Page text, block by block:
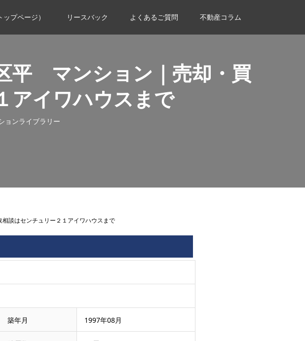
プページ） リースバック よくあるご質問 不動産コラム
平 マンション｜売却・買
アイワハウスまで
ョンライブラリー
談はセンチュリー２１アイワハウスまで
築年月 1997年08月